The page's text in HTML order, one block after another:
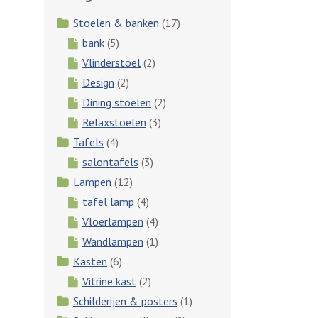
Stoelen & banken (17)
bank (5)
Vlinderstoel (2)
Design (2)
Dining stoelen (2)
Relaxstoelen (3)
Tafels (4)
salontafels (3)
Lampen (12)
tafel lamp (4)
Vloerlampen (4)
Wandlampen (1)
Kasten (6)
Vitrine kast (2)
Schilderijen & posters (1)